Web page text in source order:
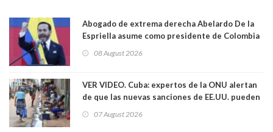
Abogado de extrema derecha Abelardo De la
Espriella asume como presidente de Colombia
08 August 2026
VER VIDEO. Cuba: expertos de la ONU alertan
de que las nuevas sanciones de EE.UU. pueden
07 August 2026